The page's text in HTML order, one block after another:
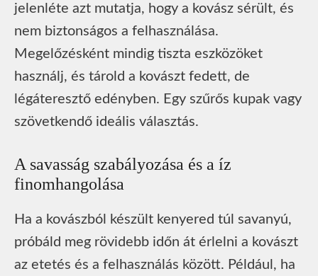
jelenléte azt mutatja, hogy a kovász sérült, és
nem biztonságos a felhasználása.
Megelőzésként mindig tiszta eszközöket
használj, és tárold a kovászt fedett, de
légáteresztő edényben. Egy szűrős kupak vagy
szövetkendő ideális választás.
A savasság szabályozása és a íz
finomhangolása
Ha a kovászból készült kenyered túl savanyú,
próbáld meg rövidebb időn át érlelni a kovászt
az etetés és a felhasználás között. Például, ha